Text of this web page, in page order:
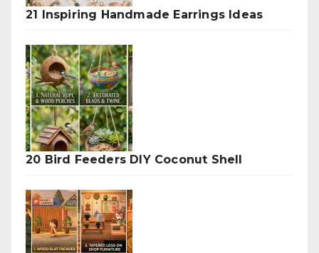
21 Inspiring Handmade Earrings Ideas
20 Bird Feeders DIY Coconut Shell